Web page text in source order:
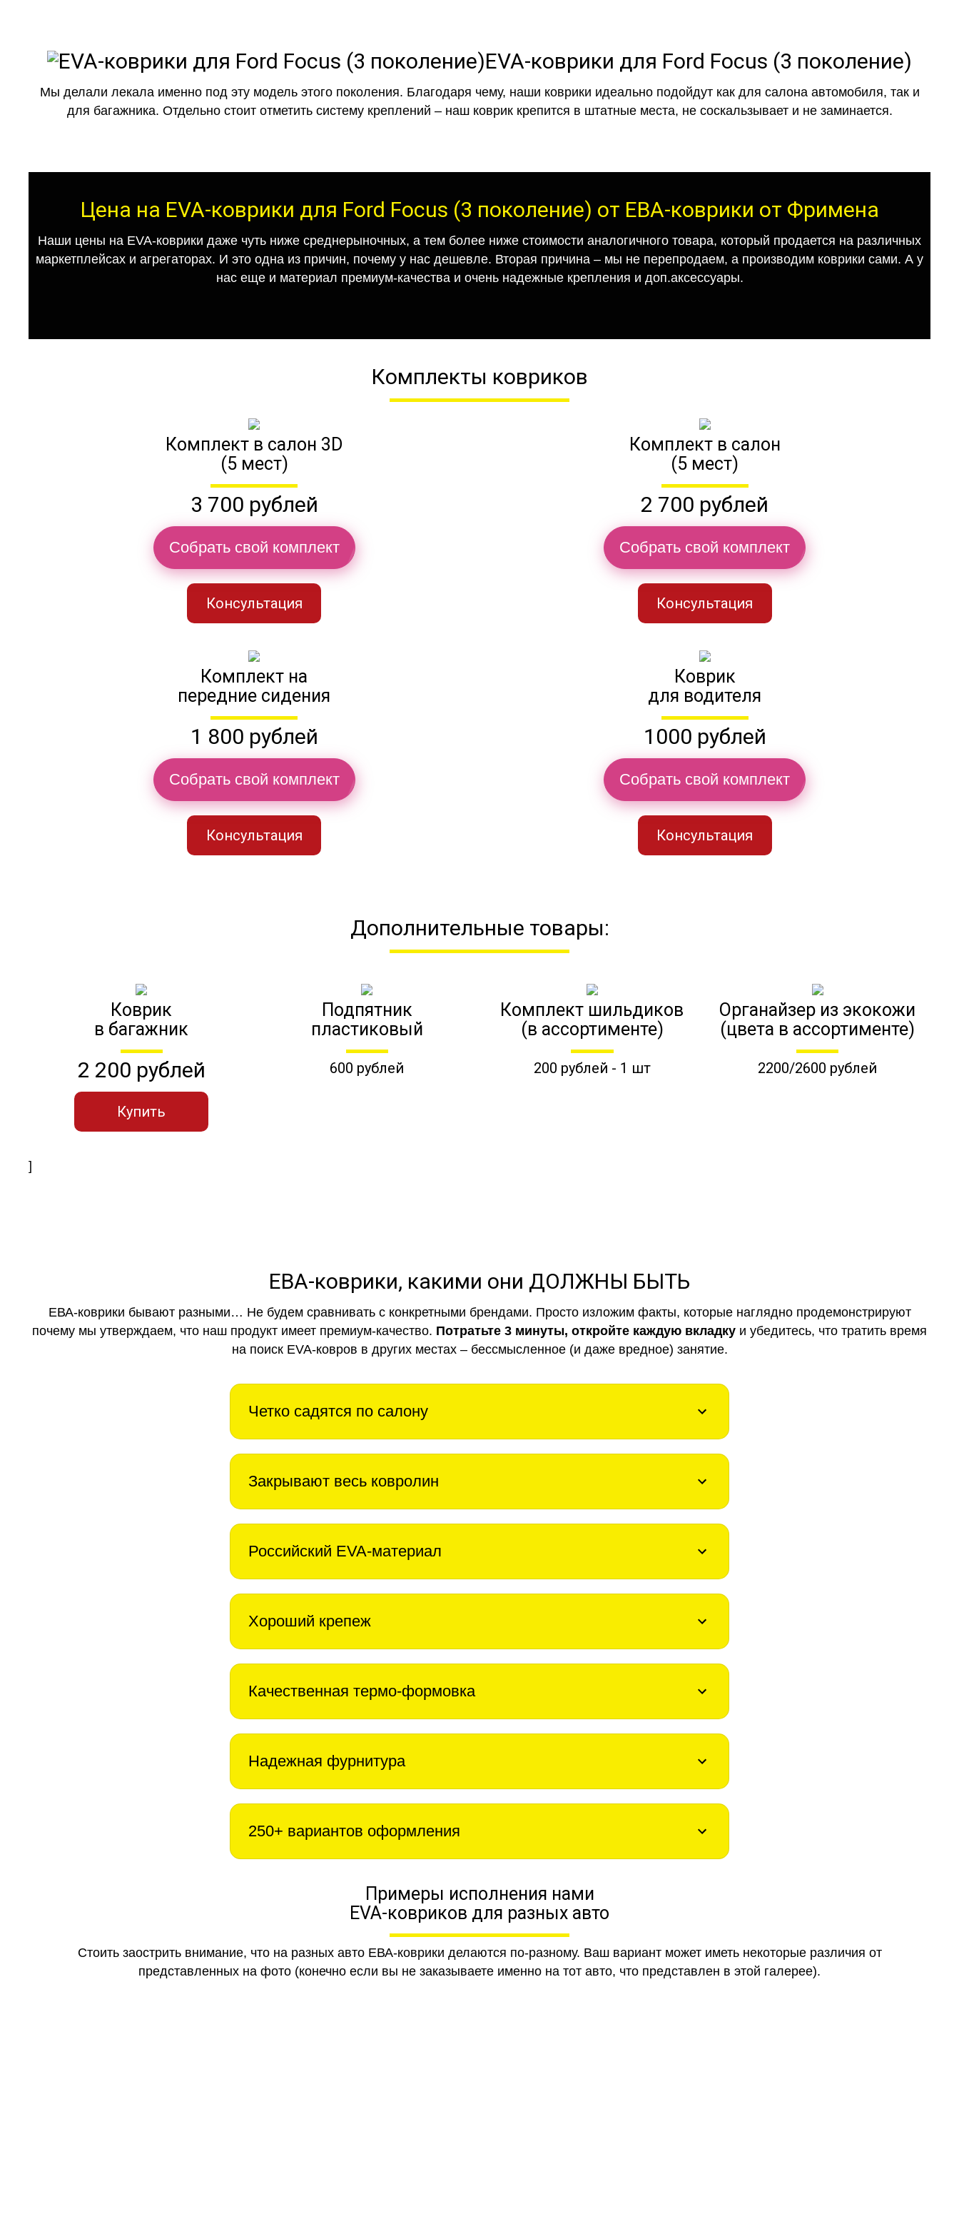
EVA-коврики для Ford Focus (3 поколение)
Мы делали лекала именно под эту модель этого поколения. Благодаря чему, наши коврики идеально подойдут как для салона автомобиля, так и
для багажника. Отдельно стоит отметить систему креплений – наш коврик крепится в штатные места, не соскальзывает и не заминается.
Цена на EVA-коврики для Ford Focus (3 поколение) от ЕВА-коврики от Фримена
Наши цены на EVA-коврики даже чуть ниже среднерыночных, а тем более ниже стоимости аналогичного товара, который продается на различных
маркетплейсах и агрегаторах. И это одна из причин, почему у нас дешевле. Вторая причина – мы не перепродаем, а производим коврики сами. А у
нас еще и материал премиум-качества и очень надежные крепления и доп.аксессуары.
Комплекты ковриков
Комплект в салон 3D
(5 мест)
3 700 рублей
Собрать свой комплект
Консультация
Комплект в салон
(5 мест)
2 700 рублей
Собрать свой комплект
Консультация
Комплект на
передние сидения
1 800 рублей
Собрать свой комплект
Консультация
Коврик
для водителя
1000 рублей
Собрать свой комплект
Консультация
Дополнительные товары:
Коврик
в багажник
2 200 рублей
Купить
Подпятник
пластиковый
600 рублей
Комплект шильдиков
(в ассортименте)
200 рублей - 1 шт
Органайзер из экокожи
(цвета в ассортименте)
2200/2600 рублей
]
ЕВА-коврики, какими они ДОЛЖНЫ БЫТЬ
ЕВА-коврики бывают разными… Не будем сравнивать с конкретными брендами. Просто изложим факты, которые наглядно продемонстрируют
почему мы утверждаем, что наш продукт имеет премиум-качество. Потратьте 3 минуты, откройте каждую вкладку и убедитесь, что тратить время
на поиск EVA-ковров в других местах – бессмысленное (и даже вредное) занятие.
Четко садятся по салону
Закрывают весь ковролин
Российский EVA-материал
Хороший крепеж
Качественная термо-формовка
Надежная фурнитура
250+ вариантов оформления
Примеры исполнения нами
EVA-ковриков для разных авто
Стоить заострить внимание, что на разных авто ЕВА-коврики делаются по-разному. Ваш вариант может иметь некоторые различия от
представленных на фото (конечно если вы не заказываете именно на тот авто, что представлен в этой галерее).